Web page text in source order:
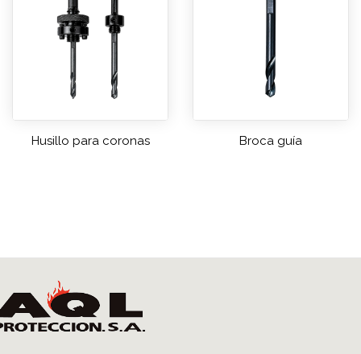
Husillo para coronas Broca guía